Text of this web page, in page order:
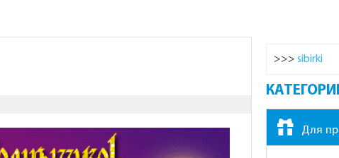
>>> sibirki
Для